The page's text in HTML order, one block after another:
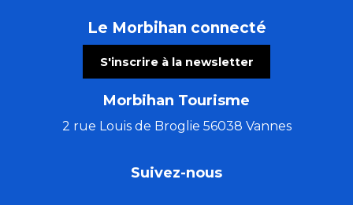
Le Morbihan connecté
S'inscrire à la newsletter
Morbihan Tourisme
2 rue Louis de Broglie 56038 Vannes
Suivez-nous